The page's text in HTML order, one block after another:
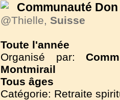
Communauté
@Thielle, Suisse
Toute l'année
Organisé par:
Montmirail
Tous âges
Catégorie: Retraite